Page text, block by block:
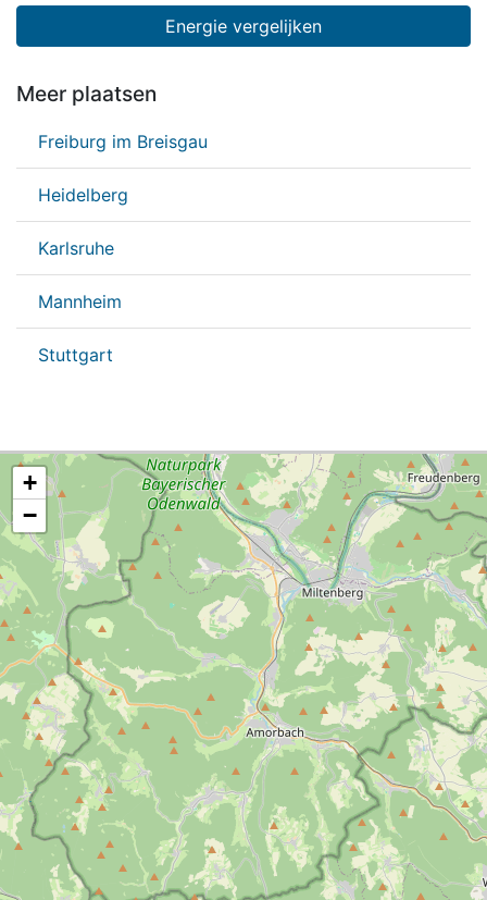
Energie vergelijken
Meer plaatsen
Freiburg im Breisgau
Heidelberg
Karlsruhe
Mannheim
Stuttgart
+
−